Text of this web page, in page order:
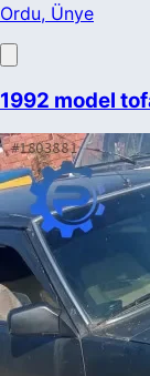
Ordu, Ünye
1992 model